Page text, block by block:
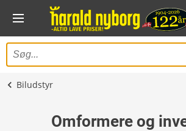
Biludstyr
Omformere og